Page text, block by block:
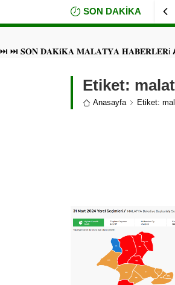
SON DAKİKA
⏭ ⏭ 𝐒𝐎𝐍 𝐃𝐀𝐊𝐢𝐊𝐀 𝐌𝐀𝐋𝐀𝐓𝐘𝐀 𝐇𝐀𝐁𝐄𝐑𝐋𝐄𝐑i
Etiket:
Anasayfa Etiket: